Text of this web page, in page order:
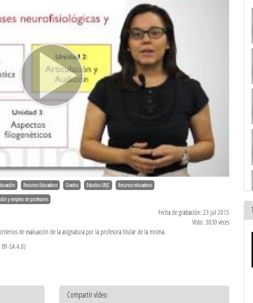
Recursos Educativos Grados Estudios URJC Recursos educativos
y empleo de profesores
Fecha de grabación: 23 jul 2015
Visto: 3030 veces
de evaluación de la asignatura por la profesora titular de la misma.
SA 4.0)
Compartir vídeo